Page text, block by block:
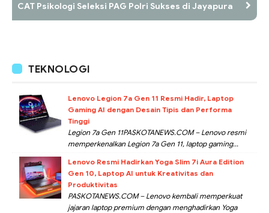
CAT Psikologi Seleksi PAG Polri Sukses di Jayapura
TEKNOLOGI
Lenovo Legion 7a Gen 11 Resmi Hadir, Laptop
Gaming AI dengan Desain Tipis dan Performa
Tinggi
Legion 7a Gen 11PASKOTANEWS.COM – Lenovo resmi
memperkenalkan Legion 7a Gen 11, laptop gaming...
Lenovo Resmi Hadirkan Yoga Slim 7i Aura Edition
Gen 10, Laptop AI untuk Kreativitas dan
Produktivitas
PASKOTANEWS.COM – Lenovo kembali memperkuat
jajaran laptop premium dengan menghadirkan Yoga